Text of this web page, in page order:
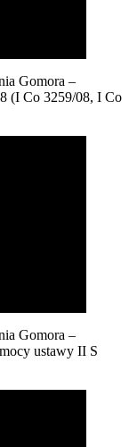
Gomora –
(I Co 3259/08, I Co
Gomora –
ustawy II S